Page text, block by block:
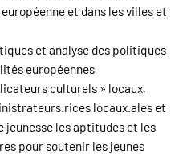
et dans les villes et
et analyse des politiques
européennes
culturels » locaux,
locaux.ales et
jeunesse les aptitudes et les
pour soutenir les jeunes